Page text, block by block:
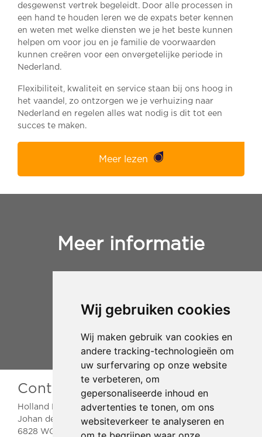
Wij gebruiken cookies
Wij maken gebruik van cookies en
andere tracking-technologieën om
uw surfervaring op onze website
te verbeteren, om
gepersonaliseerde inhoud en
advertenties te tonen, om ons
websiteverkeer te analyseren en
desgewenst vertrek begeleidt. Door alle processen in
een hand te houden leren we de expats beter kennen
en weten met welke diensten we je het beste kunnen
helpen om voor jou en je familie de voorwaarden
kunnen creëren voor een onvergetelijke periode in
Nederland.
Flexibiliteit, kwaliteit en service staan bij ons hoog in
het vaandel, zo ontzorgen we je verhuizing naar
Nederland en regelen alles wat nodig is dit tot een
succes te maken.
Meer lezen
Meer informatie
Contactgegevens
Holland Relocation
Johan de Wittlaan 2
6828 WG Arnhem